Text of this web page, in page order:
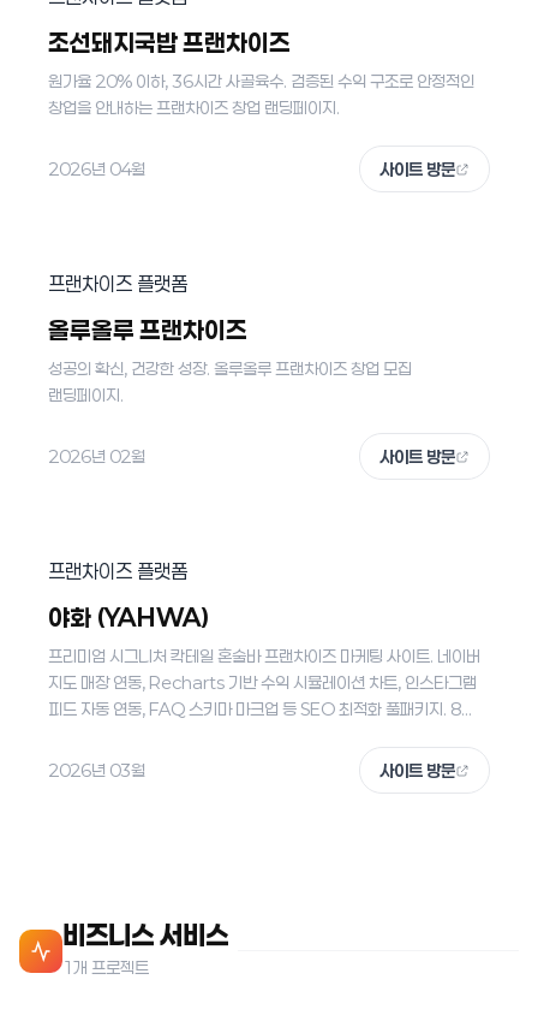
조선돼지국밥 프랜차이즈
원가율 20% 이하, 36시간 사골육수. 검증된 수익 구조로 안정적인
창업을 안내하는 프랜차이즈 창업 랜딩페이지.
2026년 04월 사이트 방문
프랜차이즈 플랫폼
올루올루 프랜차이즈
성공의 확신, 건강한 성장. 올루올루 프랜차이즈 창업 모집
랜딩페이지.
2026년 02월 사이트 방문
프랜차이즈 플랫폼
야화 (YAHWA)
프리미엄 시그니처 칵테일 혼술바 프랜차이즈 마케팅 사이트. 네이버
지도 매장 연동, Recharts 기반 수익 시뮬레이션 차트, 인스타그램
피드 자동 연동, FAQ 스키마 마크업 등 SEO 최적화 풀패키지. 8...
2026년 03월 사이트 방문
비즈니스 서비스
1개 프로젝트